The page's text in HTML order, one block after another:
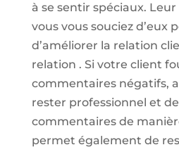
à se sentir spéciaux.
vous vous souciez d’eux
d’améliorer la relation
relation . Si votre client
commentaires négatifs,
rester professionnel et
commentaires de
permet également de